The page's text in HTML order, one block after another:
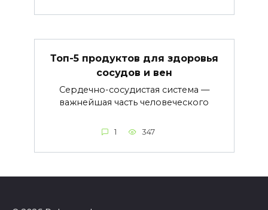
Топ-5 продуктов для здоровья
сосудов и вен
Сердечно-сосудистая система —
важнейшая часть человеческого
1 347